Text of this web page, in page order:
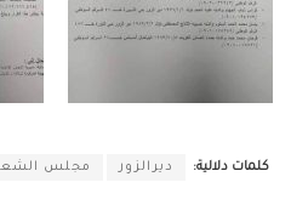
كلمات دلالية: ديرالزور مجلس